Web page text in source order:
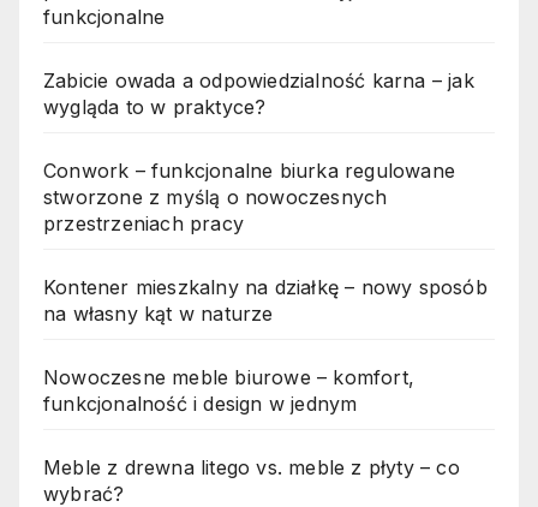
funkcjonalne
Zabicie owada a odpowiedzialność karna – jak
wygląda to w praktyce?
Conwork – funkcjonalne biurka regulowane
stworzone z myślą o nowoczesnych
przestrzeniach pracy
Kontener mieszkalny na działkę – nowy sposób
na własny kąt w naturze
Nowoczesne meble biurowe – komfort,
funkcjonalność i design w jednym
Meble z drewna litego vs. meble z płyty – co
wybrać?